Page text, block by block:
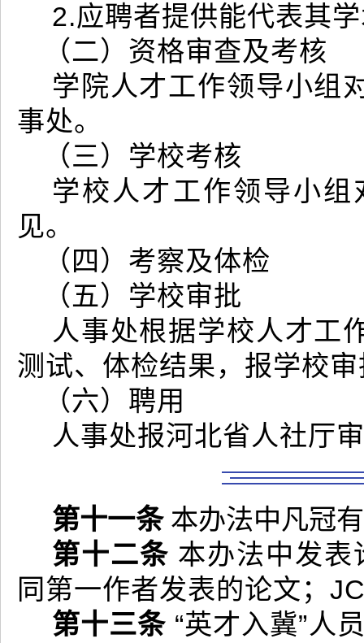
2.应聘者提供能代表其
（二）资格审查及考核
学院人才工作领导小组
事处。
（三）学校考核
学校人才工作领导小
见。
（四）考察及体检
（五）学校审批
人事处根据学校人才工
测试、体检结果，报学校
（六）聘用
人事处报河北省人社厅
第十一条 本办法中凡冠
第十二条 本办法中发表
同第一作者发表的论文；
第十三条 “英才入冀”人